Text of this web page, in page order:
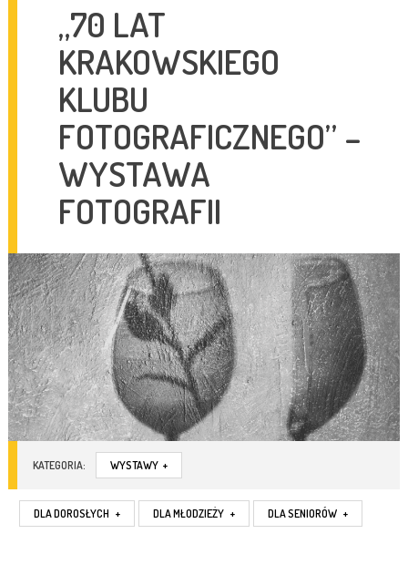
„70 LAT
KRAKOWSKIEGO
KLUBU
FOTOGRAFICZNEGO” –
WYSTAWA
FOTOGRAFII
KATEGORIA: WYSTAWY +
DLA DOROSŁYCH + DLA MŁODZIEŻY + DLA SENIORÓW +